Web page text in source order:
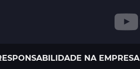
NA EMPRESA